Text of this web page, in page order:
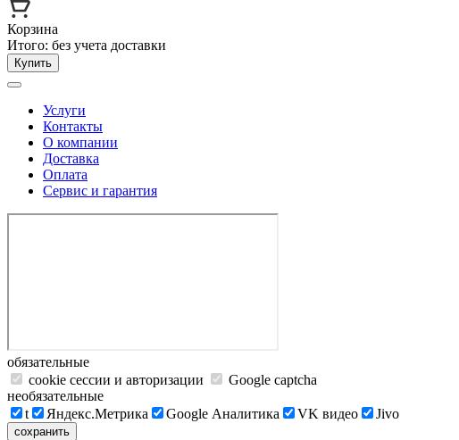
Корзина
Итого: без учета доставки
Купить
Услуги
Контакты
О компании
Доставка
Оплата
Сервис и гарантия
обязательные
cookie сессии и авторизации
Google captcha
необязательные
t
Яндекс.Метрика Google Аналитика VK видео Jivo
сохранить